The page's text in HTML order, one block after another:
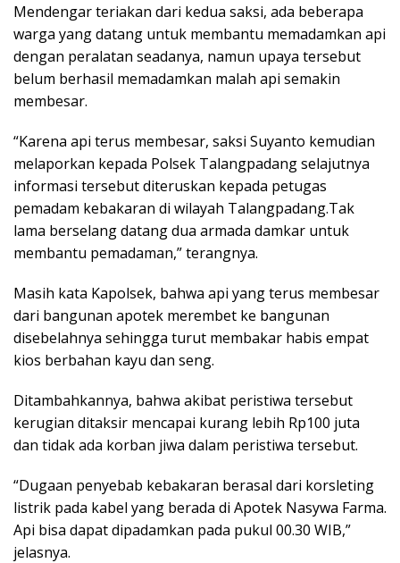
Mendengar teriakan dari kedua saksi, ada beberapa
warga yang datang untuk membantu memadamkan api
dengan peralatan seadanya, namun upaya tersebut
belum berhasil memadamkan malah api semakin
membesar.
“Karena api terus membesar, saksi Suyanto kemudian
melaporkan kepada Polsek Talangpadang selajutnya
informasi tersebut diteruskan kepada petugas
pemadam kebakaran di wilayah Talangpadang.Tak
lama berselang datang dua armada damkar untuk
membantu pemadaman,” terangnya.
Masih kata Kapolsek, bahwa api yang terus membesar
dari bangunan apotek merembet ke bangunan
disebelahnya sehingga turut membakar habis empat
kios berbahan kayu dan seng.
Ditambahkannya, bahwa akibat peristiwa tersebut
kerugian ditaksir mencapai kurang lebih Rp100 juta
dan tidak ada korban jiwa dalam peristiwa tersebut.
“Dugaan penyebab kebakaran berasal dari korsleting
listrik pada kabel yang berada di Apotek Nasywa Farma.
Api bisa dapat dipadamkan pada pukul 00.30 WIB,”
jelasnya.